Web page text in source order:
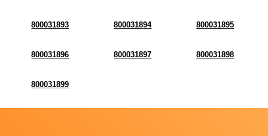
800031893 800031894 800031895
800031896 800031897 800031898
800031899